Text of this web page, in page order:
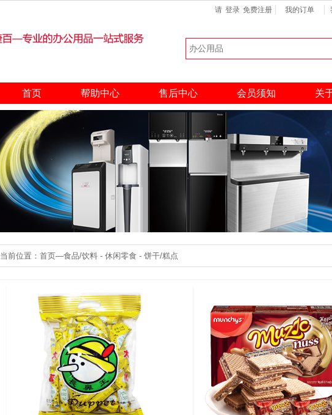
请 登录 免费注册 我的订单
首页 帮助中心 售后中心 会员须知 关
当前位置：首页—食品/饮料 - 休闲零食 - 饼干/糕点